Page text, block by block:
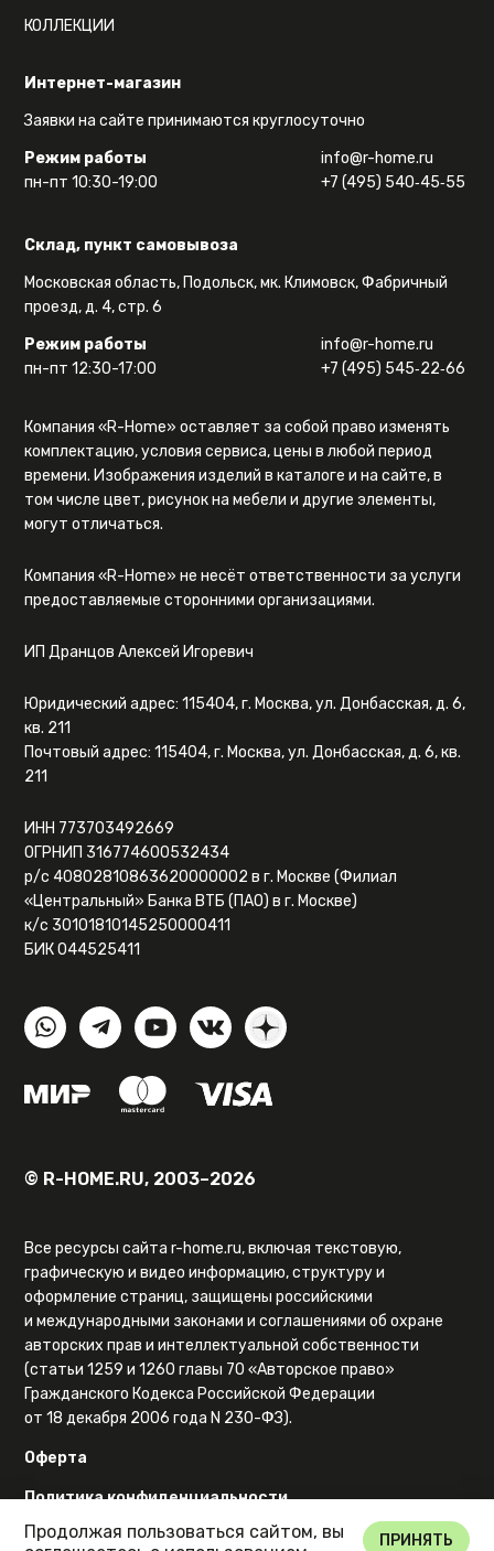
Интернет-магазин
Заявки на сайте принимаются круглосуточно
Режим работы
пн-пт 10:30-19:00
info@r-home.ru
+7 (495) 540‑45‑55
Склад, пункт самовывоза
Московская область, Подольск, мк. Климовск, Фабричный
проезд, д. 4, стр. 6
Режим работы
пн-пт 12:30-17:00
info@r-home.ru
+7 (495) 545‑22‑66
КОЛЛЕКЦИИ
Компания «R-Home» оставляет за собой право изменять
комплектацию, условия сервиса, цены в любой период
времени. Изображения изделий в каталоге и на сайте, в
том числе цвет, рисунок на мебели и другие элементы,
могут отличаться.
Компания «R-Home» не несёт ответственности за услуги
предоставляемые сторонними организациями.
ИП Дранцов Алексей Игоревич
Юридический адрес: 115404, г. Москва, ул. Донбасская, д. 6,
кв. 211
Почтовый адрес: 115404, г. Москва, ул. Донбасская, д. 6, кв.
211
ИНН 773703492669
ОГРНИП 316774600532434
р/с 40802810863620000002 в г. Москве (Филиал
«Центральный» Банка ВТБ (ПАО) в г. Москве)
к/с 30101810145250000411
БИК 044525411
© R-HOME.RU, 2003–2026
Все ресурсы сайта r-home.ru, включая текстовую,
графическую и видео информацию, структуру и
оформление страниц, защищены российскими
и международными законами и соглашениями об охране
авторских прав и интеллектуальной собственности
(статьи 1259 и 1260 главы 70 «Авторское право»
Гражданского Кодекса Российской Федерации
от 18 декабря 2006 года N 230-ФЗ).
Оферта
Политика конфиденциальности
Карта сайта
Продолжая пользоваться сайтом, вы
ПРИНЯТЬ